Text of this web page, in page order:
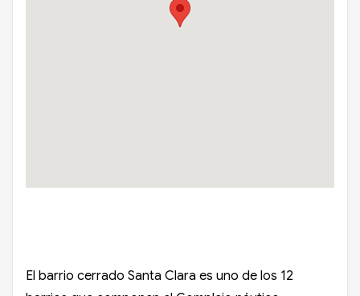
El barrio cerrado Santa Clara es uno de los 12